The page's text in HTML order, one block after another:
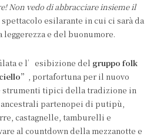
Non vedo di abbracciare insieme il
esilarante in cui ci sarà da
e del buonumore.
e l’esibizione del gruppo folk
, portafortuna per il nuovo
strumenti tipici della tradizione in
partenopei di putipù,
castagnelle, tamburelli e
al countdown della mezzanotte e